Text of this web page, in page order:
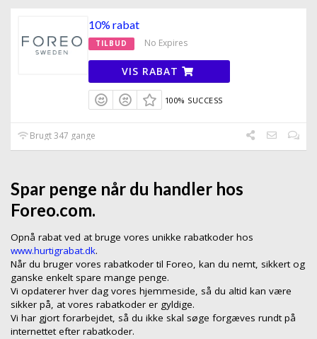
10% rabat
TILBUD No Expires
VIS RABAT
100% SUCCESS
Brugt 347 gange
Spar penge når du handler hos
Foreo.com.
Opnå rabat ved at bruge vores unikke rabatkoder hos
www.hurtigrabat.dk.
Når du bruger vores rabatkoder til Foreo, kan du nemt, sikkert og
ganske enkelt spare mange penge.
Vi opdaterer hver dag vores hjemmeside, så du altid kan være
sikker på, at vores rabatkoder er gyldige.
Vi har gjort forarbejdet, så du ikke skal søge forgæves rundt på
internettet efter rabatkoder.